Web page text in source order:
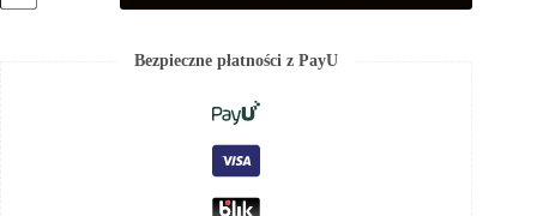
foliowy
Bezpieczne płatności z PayU